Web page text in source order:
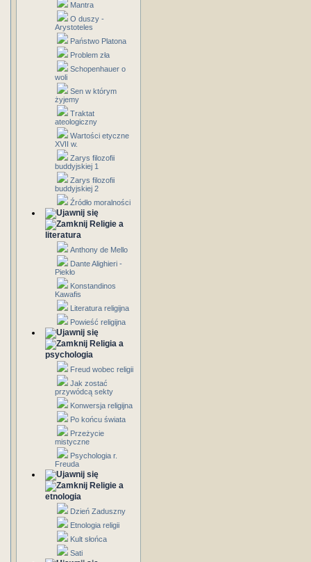
Mantra
O duszy -
Arystoteles
Państwo Platona
Problem zła
Schopenhauer o
woli
Sen w którym
żyjemy
Traktat
ateologiczny
Wartości etyczne
XVII w.
Zarys filozofii
buddyjskiej 1
Zarys filozofii
buddyjskiej 2
Źródło moralności
Religie a
literatura
Anthony de Mello
Dante Alighieri -
Piekło
Konstandinos
Kawafis
Literatura religijna
Powieść religijna
Religia a
psychologia
Freud wobec religii
Jak zostać
przywódcą sekty
Konwersja religijna
Po końcu świata
Przeżycie
mistyczne
Psychologia r.
Freuda
Religie a
etnologia
Dzień Zaduszny
Etnologia religii
Kult słońca
Sati